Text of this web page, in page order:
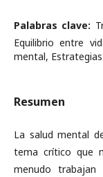
Palabras clave:
Equilibrio entre
mental,
Resumen
La salud mental
tema crítico que
menudo